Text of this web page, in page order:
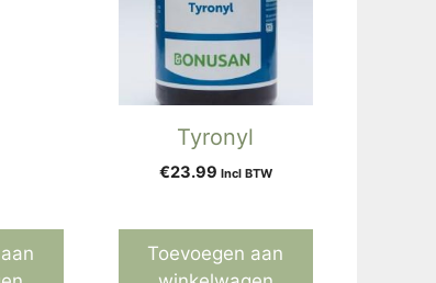
Tyronyl
€23.99 Incl BTW
Toevoegen aan